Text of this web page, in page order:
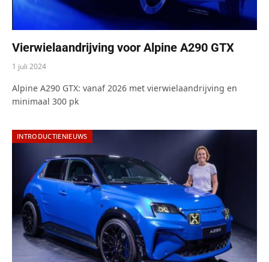
Vierwielaandrijving voor Alpine A290 GTX
1 juli 2024
Alpine A290 GTX: vanaf 2026 met vierwielaandrijving en
minimaal 300 pk
INTRODUCTIENIEUWS